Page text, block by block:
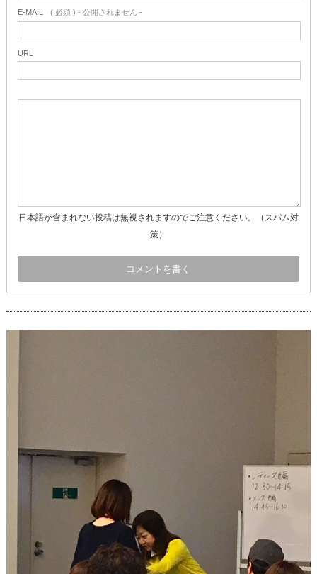
E-MAIL ( 必須 ) - 公開されません -
URL
日本語が含まれない投稿は無視されますのでご注意ください。（スパム対
策）